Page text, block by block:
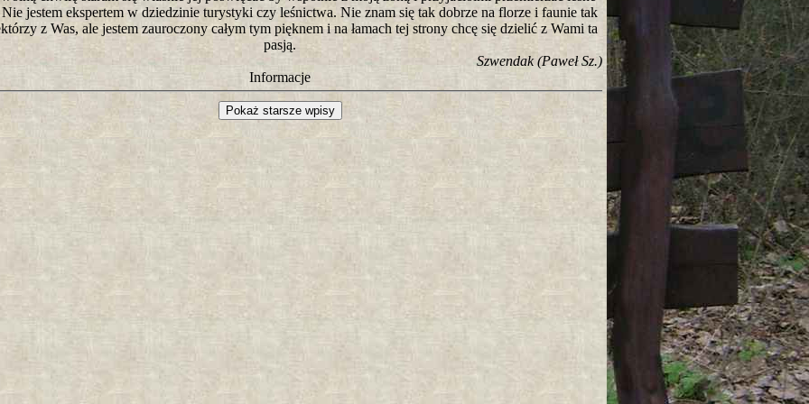
jestem ekspertem w dziedzinie turystyki czy leśnictwa. Nie znam się tak dobrze na florze i faunie tak
z Was, ale jestem zauroczony całym tym pięknem i na łamach tej strony chcę się dzielić z Wami ta
pasją.
Szwendak (Paweł Sz.)
Informacje